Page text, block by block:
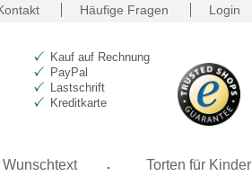
Häufige Fragen Login
Kauf auf Rechnung
PayPal
Lastschrift
Kreditkarte
Wunschtext .
Torten für Kinder